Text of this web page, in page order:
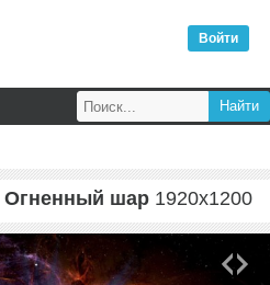
Войти
Огненный шар 1920x1200